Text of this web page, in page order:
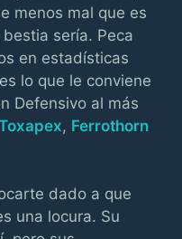
menos mal que es
sería. Peca
en estadísticas
lo que le conviene
Defensivo al más
, Ferrothorn
dado a que
una locura. Su